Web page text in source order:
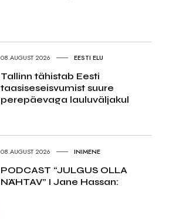
08.AUGUST 2026 EESTI ELU
Tallinn tähistab Eesti
taasiseseisvumist suure
perepäevaga lauluväljakul
08.AUGUST 2026 INIMENE
PODCAST “JULGUS OLLA
NÄHTAV” I Jane Hassan: